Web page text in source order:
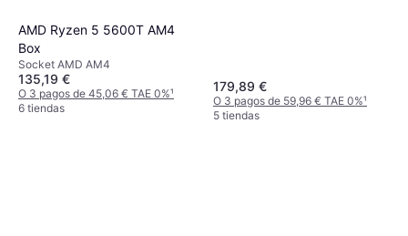
AMD Ryzen 5 5600T AM4
Box
Socket AMD AM4
135,19 €
O 3 pagos de 45,06 € TAE 0%¹
6 tiendas
179,89 €
O 3 pagos de 59,96 € TAE 0%¹
5 tiendas